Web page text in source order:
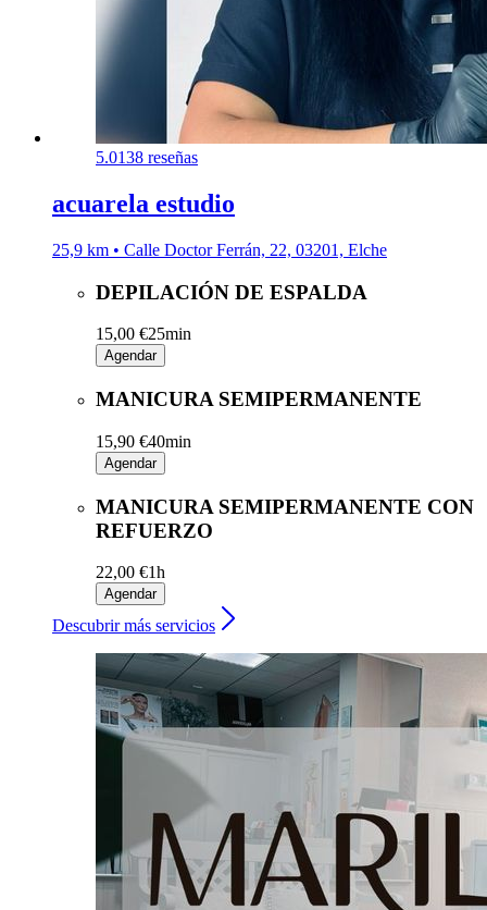
5.0138 reseñas
acuarela estudio
25,9 km • Calle Doctor Ferrán, 22, 03201, Elche
DEPILACIÓN DE ESPALDA
15,00 €25min
Agendar
MANICURA SEMIPERMANENTE
15,90 €40min
Agendar
MANICURA SEMIPERMANENTE CON
REFUERZO
22,00 €1h
Agendar
Descubrir más servicios